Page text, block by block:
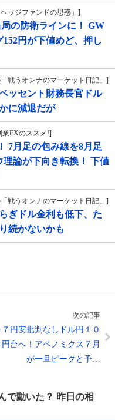
ッジファンドの思惑」]
の防衛ラインに！ GW
円が下値めど、押し
戦うオンナのマーケット日記」]
ッセント財務長官ドル
に減退だが
業FXのススメ!]
7月足の包み線を8月足
論が下向き転換！ 下値
戦うオンナのマーケット日記」]
ぎドル金利も低下、た
続かないかも
次の記事
７円安批判なしドル円１０
円台へ！アベノミクス７月
が一旦ピークと予…
で動いた？ 昨日の相